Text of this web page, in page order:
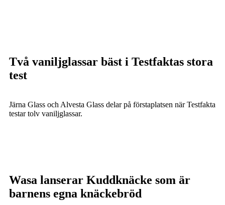
Två vaniljglassar bäst i Testfaktas stora
test
Järna Glass och Alvesta Glass delar på förstaplatsen när Testfakta
testar tolv vaniljglassar.
Wasa lanserar Kuddknäcke som är
barnens egna knäckebröd